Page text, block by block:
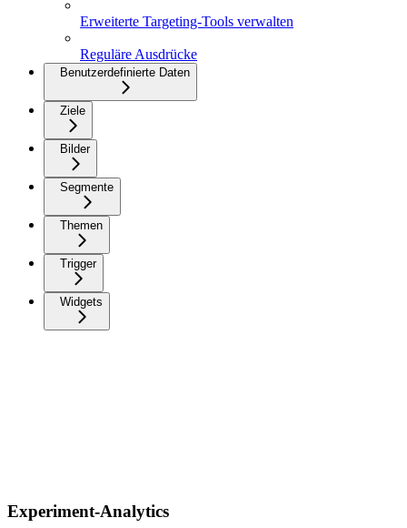
Erweiterte Targeting-Tools verwalten
Reguläre Ausdrücke
Benutzerdefinierte Daten
Ziele
Bilder
Segmente
Themen
Trigger
Widgets
Experiment-Analytics